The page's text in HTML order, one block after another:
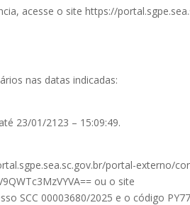
acesse o site https://
nas datas indicadas:
23/01/2123 – 15:09:49.
portal-externo/
ou o site
SCC 00003680/2025 e o código